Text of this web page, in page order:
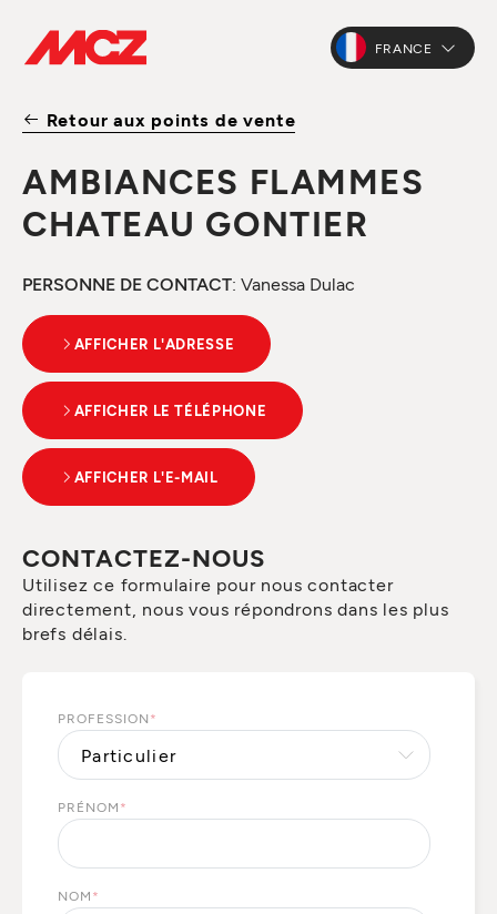
FRANCE
Retour aux points de vente
AMBIANCES FLAMMES
CHATEAU GONTIER
PERSONNE DE CONTACT: Vanessa Dulac
AFFICHER L'ADRESSE
AFFICHER LE TÉLÉPHONE
AFFICHER L'E-MAIL
CONTACTEZ-NOUS
Utilisez ce formulaire pour nous contacter
directement, nous vous répondrons dans les plus
brefs délais.
PROFESSION *
PRÉNOM *
NOM *